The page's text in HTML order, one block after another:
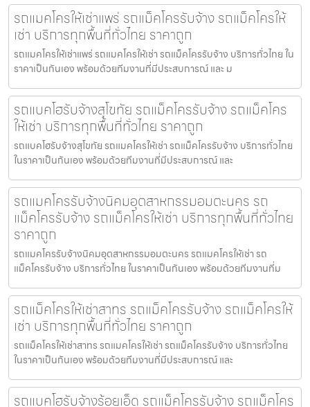
รถแมคโครให้เช่าแพร่ รถแม็คโครรับจ้าง รถแม็คโครให้
เช่า บริการทุกพื้นที่ทั่วไทย ราคาถูก
รถแมคโครให้เช่าแพร่ รถแมคโครให้เช่า รถแม็คโครรับจ้าง บริการทั่วไทย ใน
ราคาเป็นกันเอง พร้อมด้วยทีมงานที่มีประสบการณ์ และ ม
รถแบคโฮรับจ้างสุโขทัย รถแม็คโครรับจ้าง รถแม็คโคร
ให้เช่า บริการทุกพื้นที่ทั่วไทย ราคาถูก
รถแบคโฮรับจ้างสุโขทัย รถแมคโครให้เช่า รถแม็คโครรับจ้าง บริการทั่วไทย
ในราคาเป็นกันเอง พร้อมด้วยทีมงานที่มีประสบการณ์ และ
รถแมคโครรับจ้างนิคมอุตสาหกรรมอมตะนคร รถ
แม็คโครรับจ้าง รถแม็คโครให้เช่า บริการทุกพื้นที่ทั่วไทย
ราคาถูก
รถแมคโครรับจ้างนิคมอุตสาหกรรมอมตะนคร รถแมคโครให้เช่า รถ
แม็คโครรับจ้าง บริการทั่วไทย ในราคาเป็นกันเอง พร้อมด้วยทีมงานที่ม
รถแม็คโครให้เช่าสาทร รถแม็คโครรับจ้าง รถแม็คโครให้
เช่า บริการทุกพื้นที่ทั่วไทย ราคาถูก
รถแม็คโครให้เช่าสาทร รถแมคโครให้เช่า รถแม็คโครรับจ้าง บริการทั่วไทย
ในราคาเป็นกันเอง พร้อมด้วยทีมงานที่มีประสบการณ์ และ
รถแบคโฮรับจ้างร้อยเอ็ด รถแม็คโครรับจ้าง รถแม็คโคร